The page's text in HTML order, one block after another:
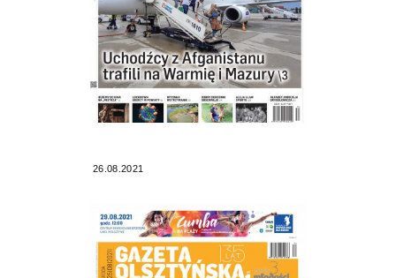
26.08.2021